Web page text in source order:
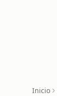
Inicio